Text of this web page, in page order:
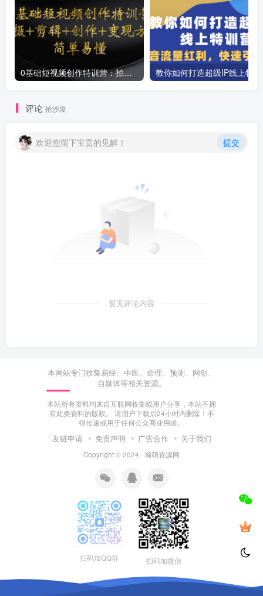
0基础短视频创作特训营：拍摄+剪辑+创作+变现方法
评论 抢沙发
欢迎您留下宝贵的见解！ 提交
暂无评论内容
本网站专门收集易经、中医、命理、预测、网创、
自媒体等相关资源。
本站所有资料均来自互联网收集或用户分享，本站不拥
有此类资料的版权。 请用户下载后24小时内删除！不
得传递或用于任何公众商业用途。
友链申请 免责声明 广告合作 关于我们
Copyright © 2024 · 瀚萌资源网
扫码加QQ群 扫码加微信